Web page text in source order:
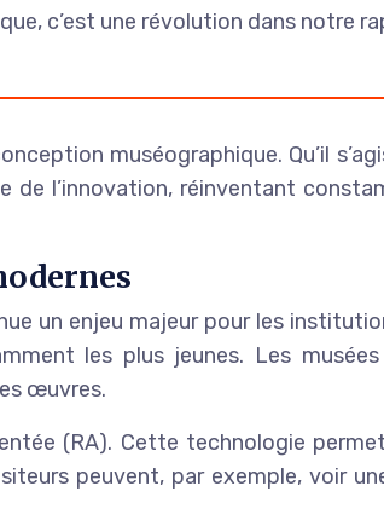
c’est une révolution dans notre
muséographique. Qu’il
de l’innovation, réinventant
un enjeu majeur pour les
les plus jeunes. Les
œuvres.
(RA). Cette technologie
peuvent, par exemple, voir